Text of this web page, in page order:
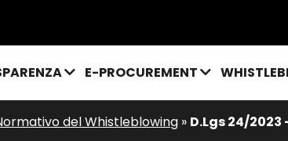
E-PROCUREMENT
del Whistleblowing » D.Lgs 24/